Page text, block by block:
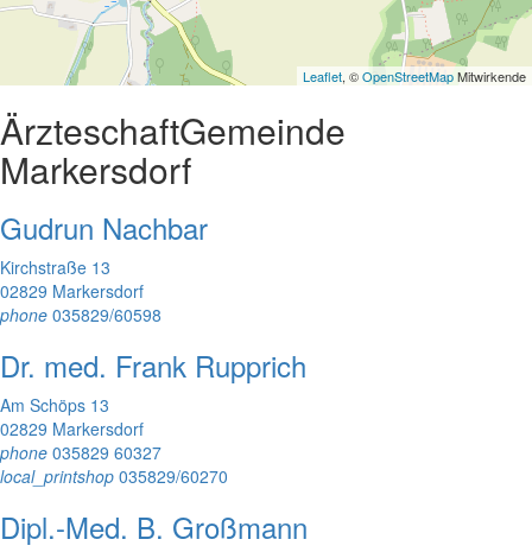
Leaflet, ©OpenStreetMapMitwirkende
ÄrzteschaftGemeinde
Markersdorf
Gudrun Nachbar
Kirchstraße 13
02829 Markersdorf
phone 035829/60598
Dr. med. Frank Rupprich
Am Schöps 13
02829 Markersdorf
phone 035829 60327
local_printshop 035829/60270
Dipl.-Med. B. Großmann